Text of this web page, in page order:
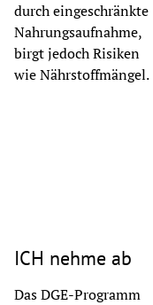
durch eingeschränkte
Nahrungsaufnahme,
birgt jedoch Risiken
wie Nährstoffmängel.
ICH nehme ab
Das DGE-Programm